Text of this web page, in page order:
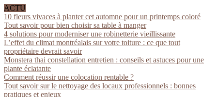
ACTU
10 fleurs vivaces à planter cet automne pour un printemps coloré
Tout savoir pour bien choisir sa table à manger
4 solutions pour moderniser une robinetterie vieillissante
L’effet du climat montréalais sur votre toiture : ce que tout
propriétaire devrait savoir
Monstera thai constellation entretien : conseils et astuces pour une
plante éclatante
Comment réussir une colocation rentable ?
Tout savoir sur le nettoyage des locaux professionnels : bonnes
pratiques et enjeux